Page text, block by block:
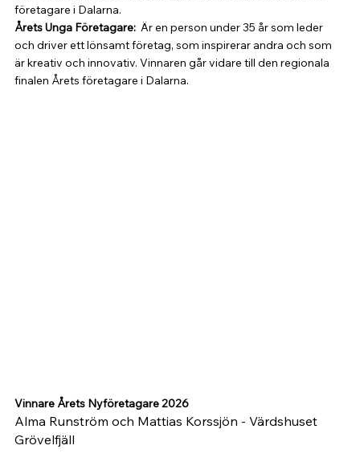
företagare i Dalarna.
Årets Unga Företagare: Är en person under 35 år som leder
och driver ett lönsamt företag, som inspirerar andra och som
är kreativ och innovativ. Vinnaren går vidare till den regionala
finalen Årets företagare i Dalarna.
Vinnare Årets Nyföretagare 2026
Alma Runström och Mattias Korssjön - Värdshuset
Grövelfjäll